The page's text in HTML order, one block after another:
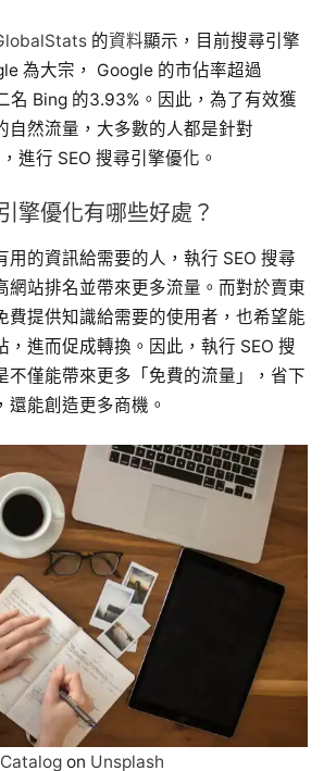
的資料顯示，目前搜尋引擎
為大宗， Google 的市佔率超過
名 Bing 的3.93%。因此，為了有效獲
自然流量，大多數的人都是針對
進行 SEO 搜尋引擎優化。
擎優化有哪些好處？
用的資訊給需要的人，執行 SEO 搜尋
網站排名並帶來更多流量。而對於賣東
費提供知識給需要的使用者，也希望能
，進而促成轉換。因此，執行 SEO 搜
不僅能帶來更多「免費的流量」，省下
能創造更多商機。
on Unsplash